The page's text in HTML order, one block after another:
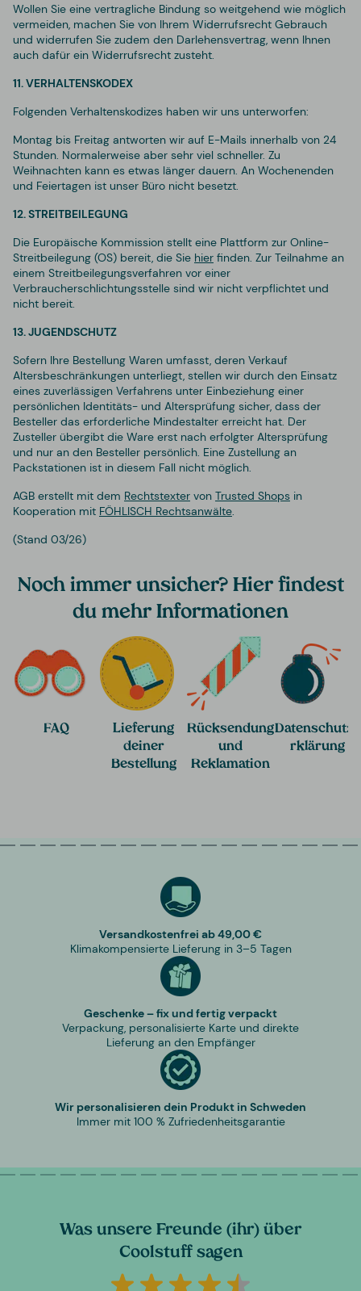
Wollen Sie eine vertragliche Bindung so weitgehend wie möglich
vermeiden, machen Sie von Ihrem Widerrufsrecht Gebrauch
und widerrufen Sie zudem den Darlehensvertrag, wenn Ihnen
auch dafür ein Widerrufsrecht zusteht.
11. VERHALTENSKODEX
Folgenden Verhaltenskodizes haben wir uns unterworfen:
Montag bis Freitag antworten wir auf E-Mails innerhalb von 24
Stunden. Normalerweise aber sehr viel schneller. Zu
Weihnachten kann es etwas länger dauern. An Wochenenden
und Feiertagen ist unser Büro nicht besetzt.
12. STREITBEILEGUNG
Die Europäische Kommission stellt eine Plattform zur Online-
Streitbeilegung (OS) bereit, die Sie hier finden. Zur Teilnahme an
einem Streitbeilegungsverfahren vor einer
Verbraucherschlichtungsstelle sind wir nicht verpflichtet und
nicht bereit.
13. JUGENDSCHUTZ
Sofern Ihre Bestellung Waren umfasst, deren Verkauf
Altersbeschränkungen unterliegt, stellen wir durch den Einsatz
eines zuverlässigen Verfahrens unter Einbeziehung einer
persönlichen Identitäts- und Altersprüfung sicher, dass der
Besteller das erforderliche Mindestalter erreicht hat. Der
Zusteller übergibt die Ware erst nach erfolgter Altersprüfung
und nur an den Besteller persönlich. Eine Zustellung an
Packstationen ist in diesem Fall nicht möglich.
AGB erstellt mit dem Rechtstexter von Trusted Shops in
Kooperation mit FÖHLISCH Rechtsanwälte
(Stand 03/26)
Noch immer unsicher? Hier findest
du mehr Informationen
FAQ
Lieferung
deiner
Bestellung
Rücksendung
und
Reklamation
Datenschutze
rklärung
Versandkostenfrei ab 49,00 €
Klimakompensierte Lieferung in 3–5 Tagen
Geschenke – fix und fertig verpackt
Verpackung, personalisierte Karte und direkte
Lieferung an den Empfänger
Wir personalisieren dein Produkt in Schweden
Immer mit 100 % Zufriedenheitsgarantie
Was unsere Freunde (ihr) über
Coolstuff sagen